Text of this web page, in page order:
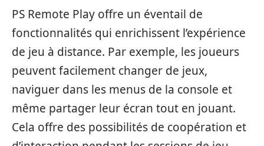
PS Remote Play offre un éventail de
fonctionnalités qui enrichissent l’expérience
de jeu à distance. Par exemple, les joueurs
peuvent facilement changer de jeux,
naviguer dans les menus de la console et
même partager leur écran tout en jouant.
Cela offre des possibilités de coopération et